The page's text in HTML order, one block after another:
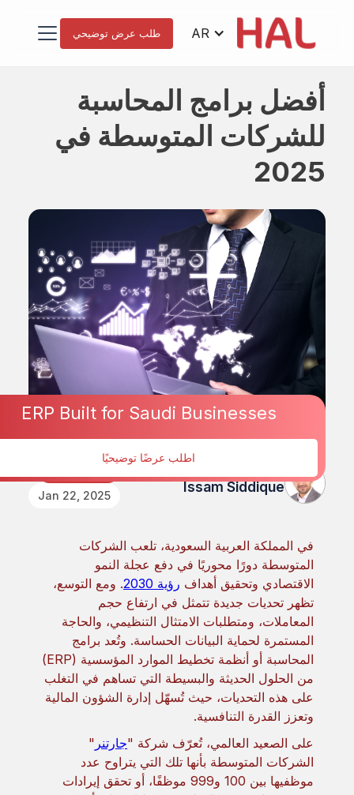
AR طلب عرض توضيحي
ERP Built for Saudi Businesses
اطلب عرضًا توضيحيًا
أفضل برامج المحاسبة
للشركات المتوسطة في
2025
Issam Siddique
Jan 22, 2025
في المملكة العربية السعودية، تلعب الشركات
المتوسطة دورًا محوريًا في دفع عجلة النمو
الاقتصادي وتحقيق أهداف رؤية 2030
. ومع التوسع،
تظهر تحديات جديدة تتمثل في ارتفاع حجم
المعاملات، ومتطلبات الامتثال التنظيمي، والحاجة
المستمرة لحماية البيانات الحساسة. وتُعد برامج
المحاسبة أو أنظمة تخطيط الموارد المؤسسية (ERP)
من الحلول الحديثة والبسيطة التي تساهم في التغلب
على هذه التحديات، حيث تُسهّل إدارة الشؤون المالية
وتعزز القدرة التنافسية.
على الصعيد العالمي، تُعرّف شركة "جارتنر "
الشركات المتوسطة بأنها تلك التي يتراوح عدد
موظفيها بين 100 و999 موظفًا، أو تحقق إيرادات